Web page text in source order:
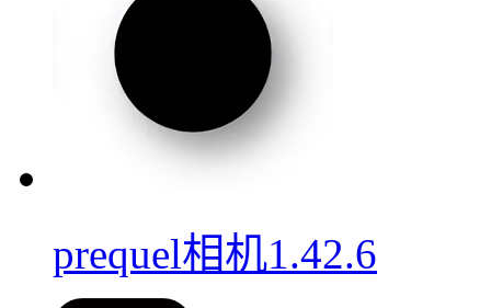
prequel相机1.42.6